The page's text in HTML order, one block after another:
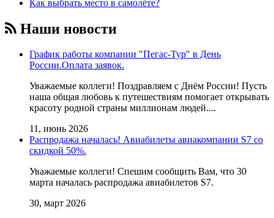
Как выбрать место в самолёте?
Наши новости
График работы компании "Пегас-Тур" в День
России.Оплата заявок.
Уважаемые коллеги! Поздравляем с Днём России! Пусть
наша общая любовь к путешествиям помогает открывать
красоту родной страны миллионам людей....
11, июнь 2026
Распродажа началась! Авиабилеты авиакомпании S7 со
скидкой 50%.
Уважаемые коллеги! Cпешим сообщить Вам, что 30
марта началась распродажа авиабилетов S7.
30, март 2026